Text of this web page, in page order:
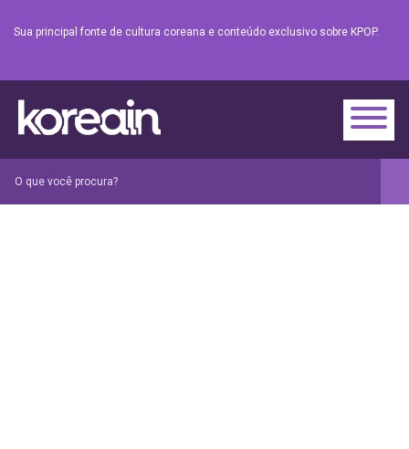
Sua principal fonte de cultura coreana e conteúdo exclusivo sobre KPOP.